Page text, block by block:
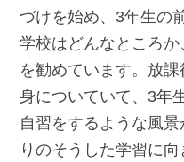
づけを始め、3年生の
学校はどんなところ
を勧めています。放
身についていて、3年
自習をするような風
りのそうした学習に